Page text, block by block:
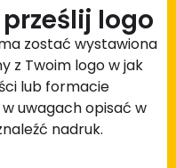
logo
zostać wystawiona
z Twoim logo w jak
lub formacie
uwagach opisać w
nadruk.